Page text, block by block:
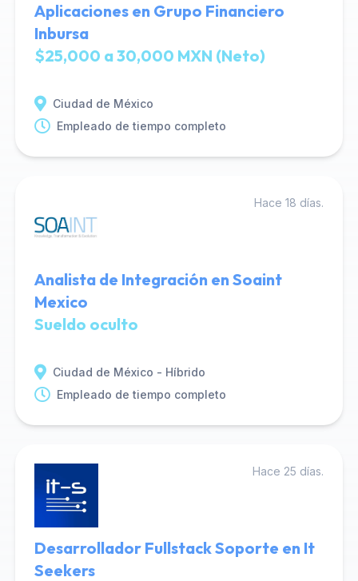
Aplicaciones en Grupo Financiero
Inbursa
$25,000 a 30,000 MXN (Neto)
Ciudad de México
Empleado de tiempo completo
Hace 18 días.
Analista de Integración en Soaint
Mexico
Sueldo oculto
Ciudad de México - Híbrido
Empleado de tiempo completo
Hace 25 días.
Desarrollador Fullstack Soporte en It
Seekers